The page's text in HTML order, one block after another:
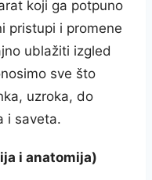
koji ga potpuno
pristupi i promene
ublažiti izgled
sve što
uzroka, do
i saveta.
i anatomija)